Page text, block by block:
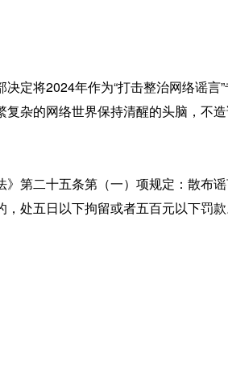
将2024年作为“打击整治网络谣言
杂的网络世界保持清醒的头脑，不造
二十五条第（一）项规定：散布谣
处五日以下拘留或者五百元以下罚款